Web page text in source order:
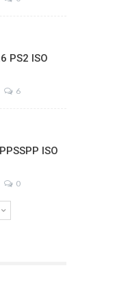
PS2 ISO
6
ISO
0